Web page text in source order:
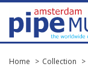
Home Collection